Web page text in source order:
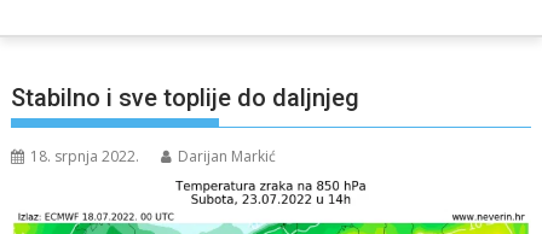
Stabilno i sve toplije do daljnjeg
18. srpnja 2022. Darijan Markić